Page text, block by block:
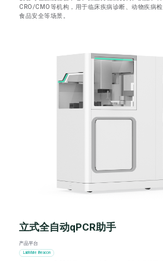
CRO/CMO等机构，用于临床疾病诊断、动物疾病
食品安全等场景。
立式全自动qPCR助手
产品平台
LabMate Beacon